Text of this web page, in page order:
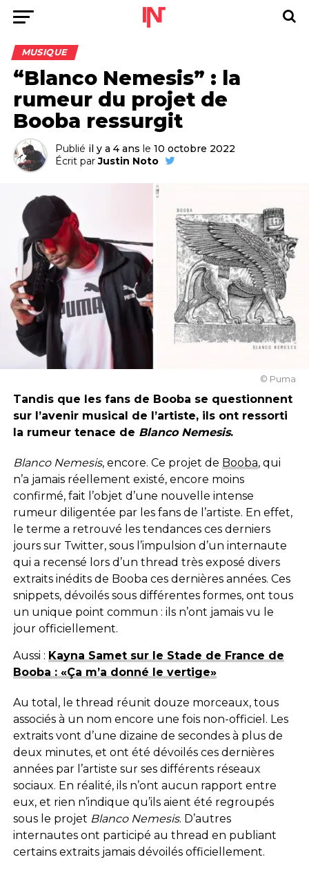
MUSIQUE
“Blanco Nemesis” : la
rumeur du projet de
Booba ressurgit
Publié il y a 4 ans le 10 octobre 2022
Écrit par Justin Noto
© Puma
Tandis que les fans de Booba se questionnent
sur l’avenir musical de l’artiste, ils ont ressorti
la rumeur tenace de Blanco Nemesis.
Blanco Nemesis, encore. Ce projet de Booba, qui
n’a jamais réellement existé, encore moins
confirmé, fait l’objet d’une nouvelle intense
rumeur diligentée par les fans de l’artiste. En effet,
le terme a retrouvé les tendances ces derniers
jours sur Twitter, sous l’impulsion d’un internaute
qui a recensé lors d’un thread très exposé divers
extraits inédits de Booba ces dernières années. Ces
snippets, dévoilés sous différentes formes, ont tous
un unique point commun : ils n’ont jamais vu le
jour officiellement.
Aussi : Kayna Samet sur le Stade de France de
Booba : «Ça m’a donné le vertige»
Au total, le thread réunit douze morceaux, tous
associés à un nom encore une fois non-officiel. Les
extraits vont d’une dizaine de secondes à plus de
deux minutes, et ont été dévoilés ces dernières
années par l’artiste sur ses différents réseaux
sociaux. En réalité, ils n’ont aucun rapport entre
eux, et rien n’indique qu’ils aient été regroupés
sous le projet Blanco Nemesis. D’autres
internautes ont participé au thread en publiant
certains extraits jamais dévoilés officiellement.